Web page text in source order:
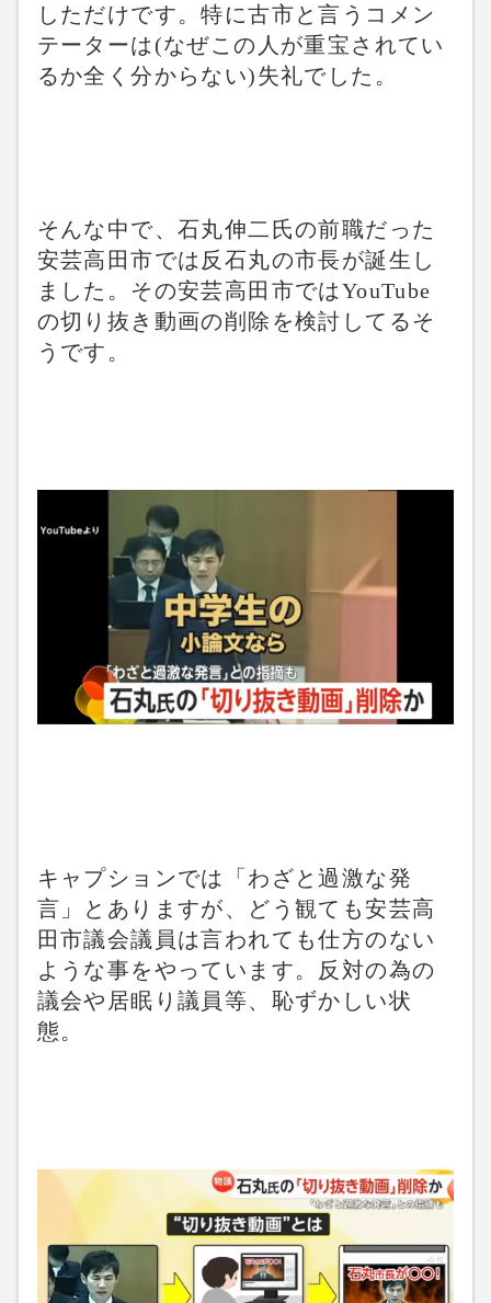
しただけです。特に古市と言うコメン
テーターは(なぜこの人が重宝されてい
るか全く分からない)失礼でした。
そんな中で、石丸伸二氏の前職だった
安芸高田市では反石丸の市長が誕生し
ました。その安芸高田市ではYouTube
の切り抜き動画の削除を検討してるそ
うです。
キャプションでは「わざと過激な発
言」とありますが、どう観ても安芸高
田市議会議員は言われても仕方のない
ような事をやっています。反対の為の
議会や居眠り議員等、恥ずかしい状
態。